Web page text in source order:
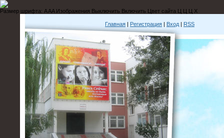
Размер шрифта: A AAИзображения Выключить Включить Цвет сайта Ц Ц Ц Х
Главная | Регистрация | Вход | RSS